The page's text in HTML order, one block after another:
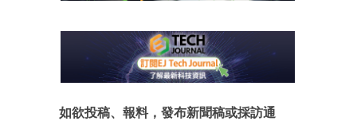
如欲投稿、報料，發布新聞稿或採訪通